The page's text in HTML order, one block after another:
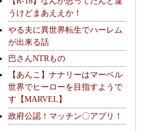
うけどまあええか！
やる夫に異世界転生でハーレム
が出来る話
巴さんNTRもの
【あんこ】ナナリーはマーベル
世界でヒーローを目指すようで
す【MARVEL】
政府公認！マッチン〇アプリ！